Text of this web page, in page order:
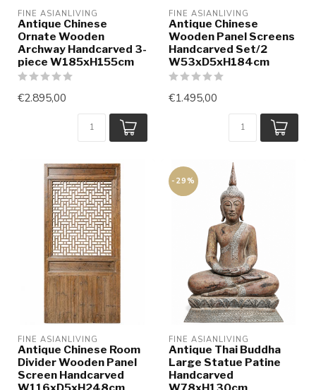
FINE ASIANLIVING
Antique Chinese
Ornate Wooden
Archway Handcarved 3-
piece W185xH155cm
€2.895,00
FINE ASIANLIVING
Antique Chinese
Wooden Panel Screens
Handcarved Set/2
W53xD5xH184cm
€1.495,00
FINE ASIANLIVING
Antique Chinese Room
Divider Wooden Panel
Screen Handcarved
-29%
FINE ASIANLIVING
Antique Thai Buddha
Large Statue Patine
Handcarved